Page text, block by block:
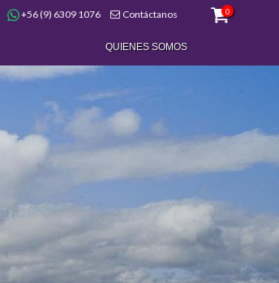
+56 (9) 6309 1076 Contáctanos 0
QUIENES SOMOS